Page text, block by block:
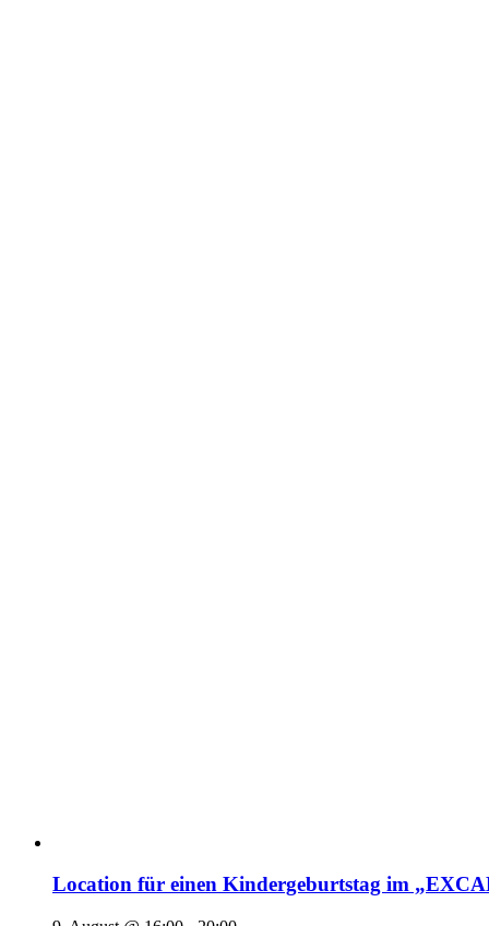
Location für einen Kindergeburtstag im